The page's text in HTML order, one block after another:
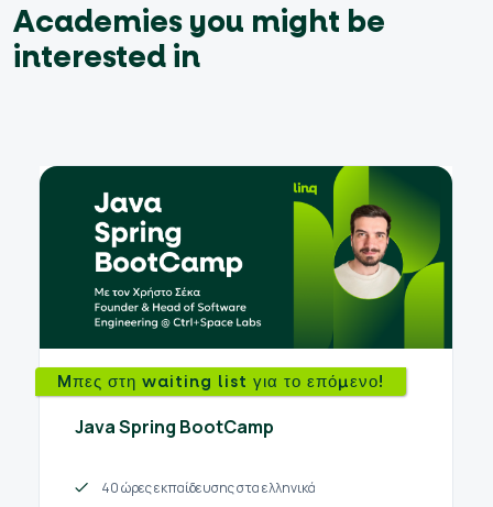
Academies you might be
interested in
Mπες στη waiting list για το επόμενο!
Java Spring BootCamp
40 ώρες εκπαίδευσης στα ελληνικά